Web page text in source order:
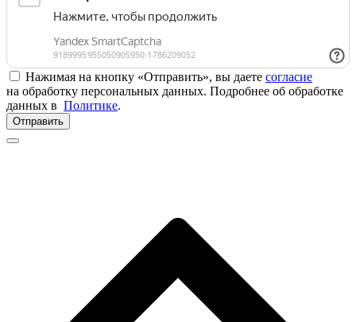
Нажимая на кнопку «Отправить», вы даете согласие
на обработку персональных данных. Подробнее об обработке
данных в Политике.
Отправить